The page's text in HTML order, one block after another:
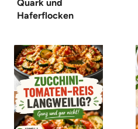
Quark und
Haferflocken